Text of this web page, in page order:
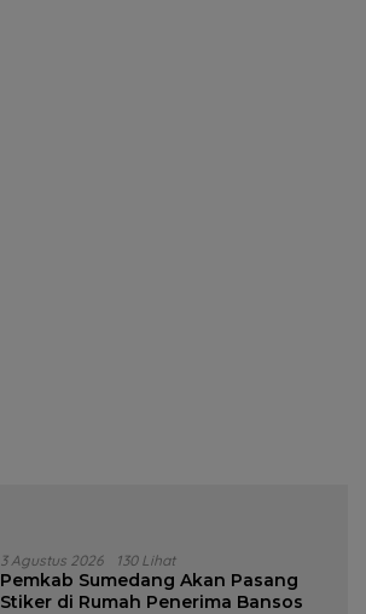
3 Agustus 2026 130 Lihat
Pemkab Sumedang Akan Pasang
Stiker di Rumah Penerima Bansos